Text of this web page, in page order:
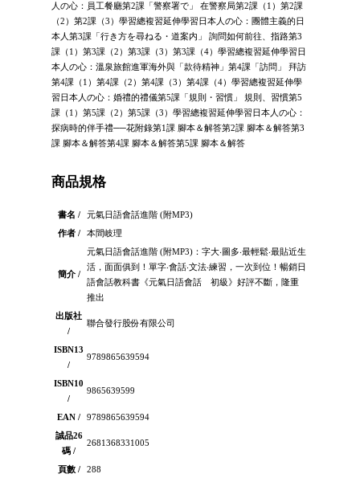
人の心：員工餐廳第2課「警察署で」 在警察局第2課（1）第2課
（2）第2課（3）學習總複習延伸學習日本人の心：團體主義的日
本人第3課「行き方を尋ねる・道案内」 詢問如何前往、指路第3
課（1）第3課（2）第3課（3）第3課（4）學習總複習延伸學習日
本人の心：溫泉旅館進軍海外與「款待精神」第4課「訪問」 拜訪
第4課（1）第4課（2）第4課（3）第4課（4）學習總複習延伸學
習日本人の心：婚禮的禮儀第5課「規則・習慣」 規則、習慣第5
課（1）第5課（2）第5課（3）學習總複習延伸學習日本人の心：
探病時的伴手禮──花附錄第1課 腳本＆解答第2課 腳本＆解答第3
課 腳本＆解答第4課 腳本＆解答第5課 腳本＆解答
商品規格
書名 /
元氣日語會話進階 (附MP3)
作者 /
本間岐理
簡介 /
元氣日語會話進階 (附MP3)：字大‧圖多‧最輕鬆‧最貼近生
活，面面俱到！單字‧會話‧文法‧練習，一次到位！暢銷日
語會話教科書《元氣日語會話 初級》好評不斷，隆重
推出
出版社
/
聯合發行股份有限公司
ISBN13
/
9789865639594
ISBN10
/
9865639599
EAN /
9789865639594
誠品26
碼 /
2681368331005
頁數 / 288